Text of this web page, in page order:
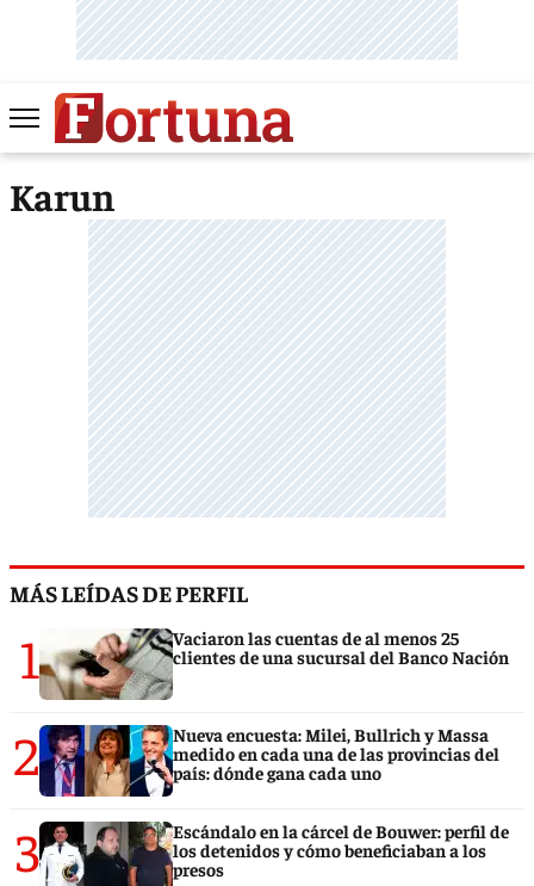
Karun
MÁS LEÍDAS DE PERFIL
1
Vaciaron las cuentas de al menos 25
clientes de una sucursal del Banco Nación
2
Nueva encuesta: Milei, Bullrich y Massa
medido en cada una de las provincias del
país: dónde gana cada uno
3
Escándalo en la cárcel de Bouwer: perfil de
los detenidos y cómo beneficiaban a los
presos